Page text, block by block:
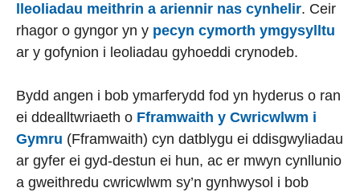
lleoliadau meithrin a ariennir nas cynhelir. Ceir
rhagor o gyngor yn y pecyn cymorth ymgysylltu
ar y gofynion i leoliadau gyhoeddi crynodeb.
Bydd angen i bob ymarferydd fod yn hyderus o ran
ei ddealltwriaeth o Fframwaith y Cwricwlwm i
Gymru (Fframwaith) cyn datblygu ei ddisgwyliadau
ar gyfer ei gyd-destun ei hun, ac er mwyn cynllunio
a gweithredu cwricwlwm sy’n gynhwysol i bob